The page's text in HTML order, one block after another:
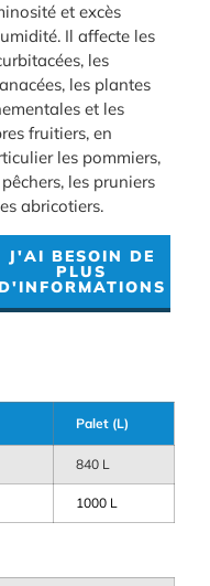
et excès
Il affecte les
les
les plantes
et les
fruitiers, en
les pommiers,
les pruniers
abricotiers.
J'AI BESOIN DE
PLUS
D'INFORMATIONS
Palet (L)
840 L
1000 L